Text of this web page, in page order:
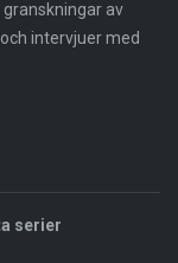
av
intervjuer med
serier